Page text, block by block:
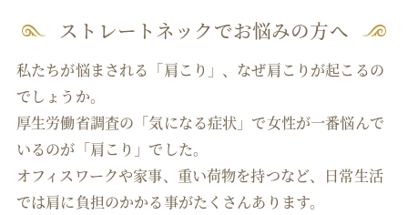
ストレートネックでお悩みの方へ
私たちが悩まされる「肩こり」、なぜ肩こりが起こるの
でしょうか。
厚生労働省調査の「気になる症状」で女性が一番悩んで
いるのが「肩こり」でした。
オフィスワークや家事、重い荷物を持つなど、日常生活
では肩に負担のかかる事がたくさんあります。